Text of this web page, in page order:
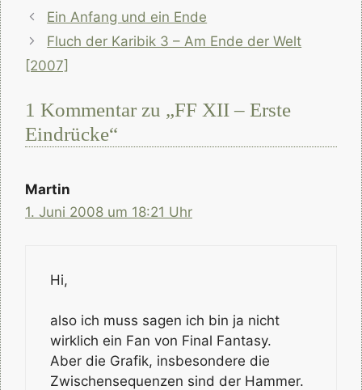
Ein Anfang und ein Ende
Fluch der Karibik 3 – Am Ende der Welt
[2007]
1 Kommentar zu „FF XII – Erste
Eindrücke“
Martin
1. Juni 2008 um 18:21 Uhr
Hi,
also ich muss sagen ich bin ja nicht
wirklich ein Fan von Final Fantasy.
Aber die Grafik, insbesondere die
Zwischensequenzen sind der Hammer.